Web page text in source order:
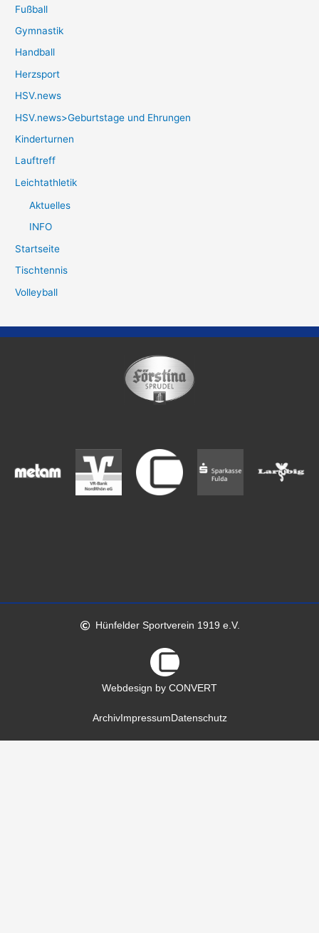
Fußball
Gymnastik
Handball
Herzsport
HSV.news
HSV.news>Geburtstage und Ehrungen
Kinderturnen
Lauftreff
Leichtathletik
Aktuelles
INFO
Startseite
Tischtennis
Volleyball
Hünfelder Sportverein 1919 e.V.
Webdesign by CONVERT
ArchivImpressum Datenschutz